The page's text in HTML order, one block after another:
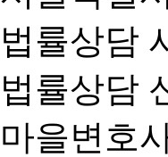
법률상담
법률상담
마을변호